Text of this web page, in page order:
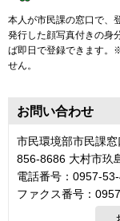
本人が市民課の窓口で、
発行した顔写真付きの身
ば即日で登録できます。
せん。
お問い合わせ
市民環境部市民課
856-8686 大村市玖
電話番号：0957-
ファクス番号：